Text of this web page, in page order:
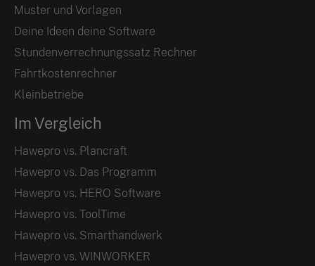
Muster und Vorlagen
Deine Ideen deine Software
Stundenverrechnungssatz Rechner
Fahrtkostenrechner
Kleinbetriebe
Im Vergleich
Hawepro vs. Plancraft
Hawepro vs. Das Programm
Hawepro vs. HERO Software
Hawepro vs. ToolTime
Hawepro vs. Smarthandwerk
Hawepro vs. WINWORKER